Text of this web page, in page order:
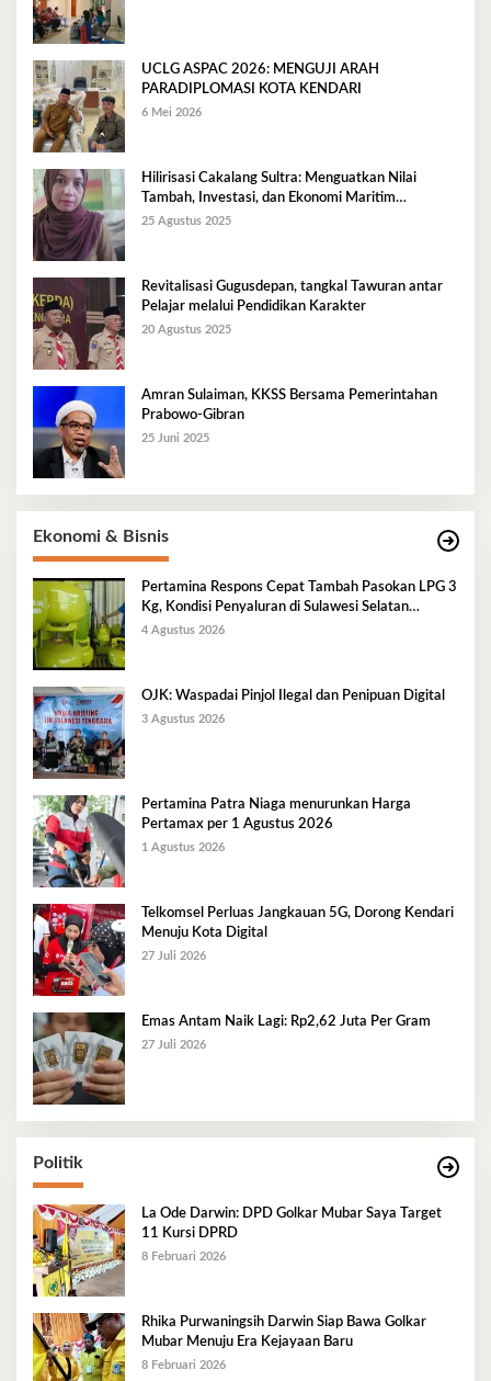
UCLG ASPAC 2026: MENGUJI ARAH
PARADIPLOMASI KOTA KENDARI
6 Mei 2026
Hilirisasi Cakalang Sultra: Menguatkan Nilai
Tambah, Investasi, dan Ekonomi Maritim
Berkelanjutan
25 Agustus 2025
Revitalisasi Gugusdepan, tangkal Tawuran antar
Pelajar melalui Pendidikan Karakter
20 Agustus 2025
Amran Sulaiman, KKSS Bersama Pemerintahan
Prabowo-Gibran
25 Juni 2025
Ekonomi & Bisnis
Pertamina Respons Cepat Tambah Pasokan LPG 3
Kg, Kondisi Penyaluran di Sulawesi Selatan
Berlangsung Kondusif
4 Agustus 2026
OJK: Waspadai Pinjol Ilegal dan Penipuan Digital
3 Agustus 2026
Pertamina Patra Niaga menurunkan Harga
Pertamax per 1 Agustus 2026
1 Agustus 2026
Telkomsel Perluas Jangkauan 5G, Dorong Kendari
Menuju Kota Digital
27 Juli 2026
Emas Antam Naik Lagi: Rp2,62 Juta Per Gram
27 Juli 2026
Politik
La Ode Darwin: DPD Golkar Mubar Saya Target
11 Kursi DPRD
8 Februari 2026
Rhika Purwaningsih Darwin Siap Bawa Golkar
Mubar Menuju Era Kejayaan Baru
8 Februari 2026